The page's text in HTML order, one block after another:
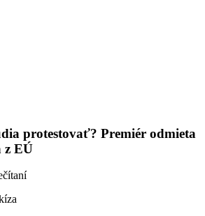
protestovať? Premiér odmieta
z EÚ